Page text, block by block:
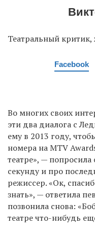
Театральный
Facebook
Во многих своих
эти два диалога с
ему в 2013 году,
номера на MTV
театре», —
секунду и про
режиссер. «Ок,
знать», — ответила
позвонила снова:
театре что-нибудь